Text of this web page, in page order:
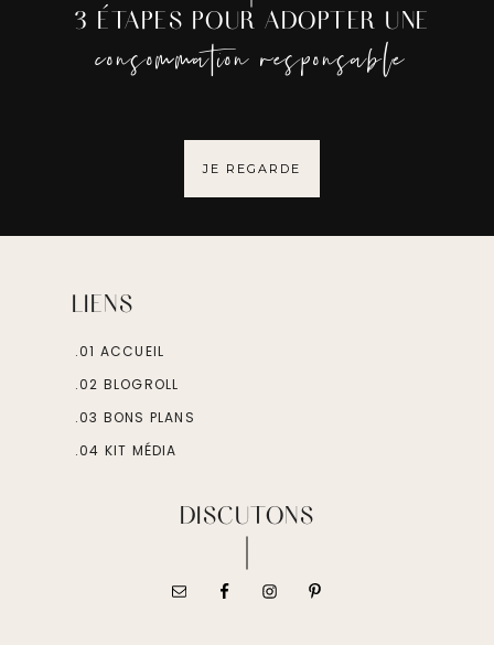
3 ÉTAPES POUR ADOPTER UNE
consommation responsable
JE REGARDE
LIENS
.01 ACCUEIL
.02 BLOGROLL
.03 BONS PLANS
.04 KIT MÉDIA
DISCUTONS